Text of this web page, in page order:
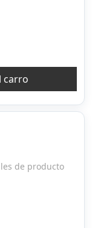
carro
de producto